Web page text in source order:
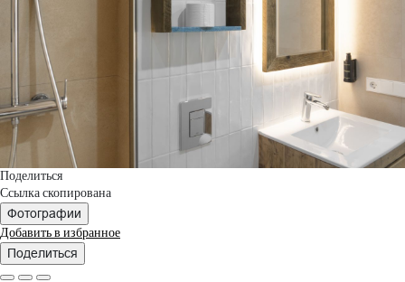
Поделиться
Ссылка скопирована
Фотографии
Добавить в избранное
Поделиться